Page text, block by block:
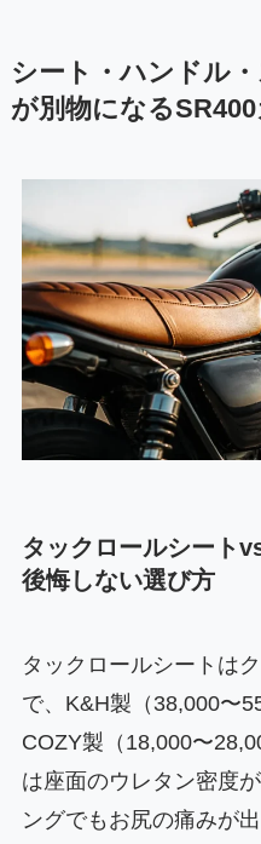
シート・ハンドル
が別物になる
タックロールシート
後悔しない選び方
タックロールシートは
で、K&H製（38,000〜
COZY製（18,000〜
は座面のウレタン密度
ングでもお尻の痛みが